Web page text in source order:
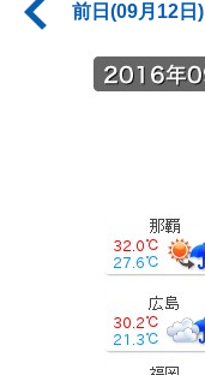
前日(09月12日)